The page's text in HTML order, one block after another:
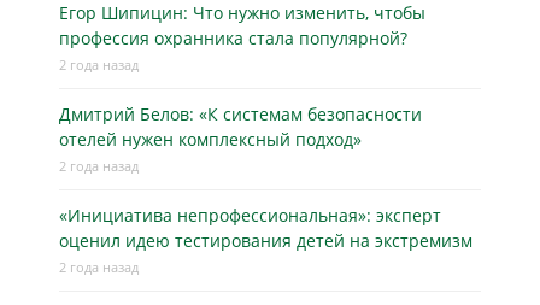
Егор Шипицин: Что нужно изменить, чтобы
профессия охранника стала популярной?
2 года назад
Дмитрий Белов: «К системам безопасности
отелей нужен комплексный подход»
2 года назад
«Инициатива непрофессиональная»: эксперт
оценил идею тестирования детей на экстремизм
2 года назад